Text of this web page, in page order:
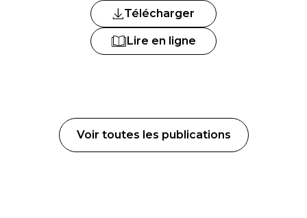
Télécharger
Lire en ligne
Voir toutes les publications